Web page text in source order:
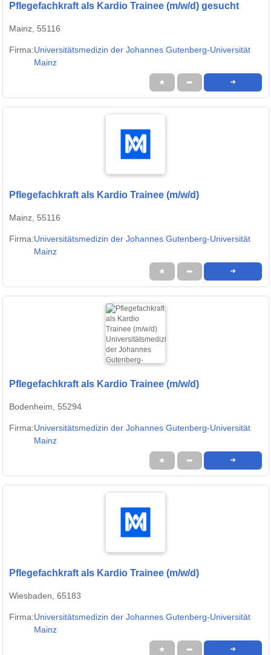
Pflegefachkraft als Kardio Trainee (m/w/d) gesucht
Mainz, 55116
Firma:Universitätsmedizin der Johannes Gutenberg-Universität
Mainz
★ ➦ ➜
Pflegefachkraft als Kardio Trainee (m/w/d)
Mainz, 55116
Firma:Universitätsmedizin der Johannes Gutenberg-Universität
Mainz
★ ➦ ➜
Pflegefachkraft als Kardio Trainee (m/w/d)
Bodenheim, 55294
Firma:Universitätsmedizin der Johannes Gutenberg-Universität
Mainz
★ ➦ ➜
Pflegefachkraft als Kardio Trainee (m/w/d)
Wiesbaden, 65183
Firma:Universitätsmedizin der Johannes Gutenberg-Universität
Mainz
★ ➦ ➜